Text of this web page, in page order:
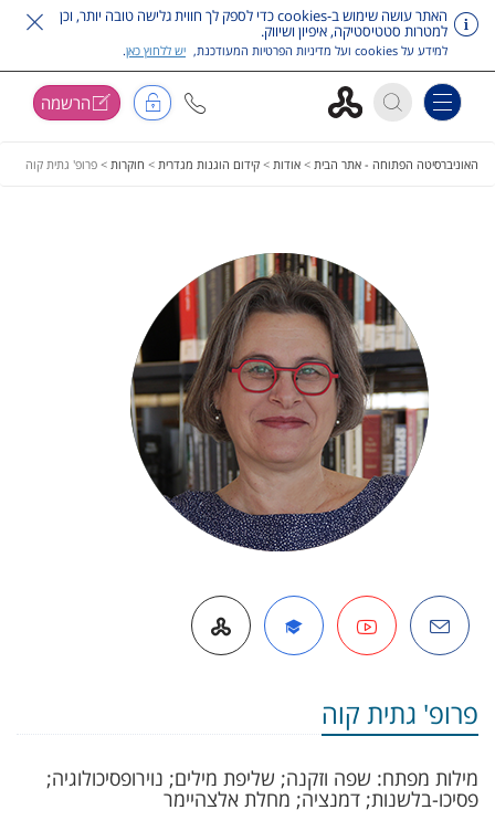
האתר עושה שימוש ב-cookies כדי לספק לך חווית גלישה טובה יותר, וכן
למטרות סטטיסטיקה, איפיון ושיווק.
למידע על cookies ועל מדיניות הפרטיות המעודכנת, יש ללחוץ כאן.
Toggle navigation הרשמה
האוניברסיטה הפתוחה - אתר הבית > אודות > קידום הוגנות מגדרית > חוקרות > פרופ' גתית קוה
דואל הרצאה מצולמתGoogle Scholarאתר אישי באופ
פרופ' גתית קוה
מילות מפתח: שפה וזקנה; שליפת מילים; נוירופסיכולוגיה;
פסיכו-בלשנות; דמנציה; מחלת אלצהיימר